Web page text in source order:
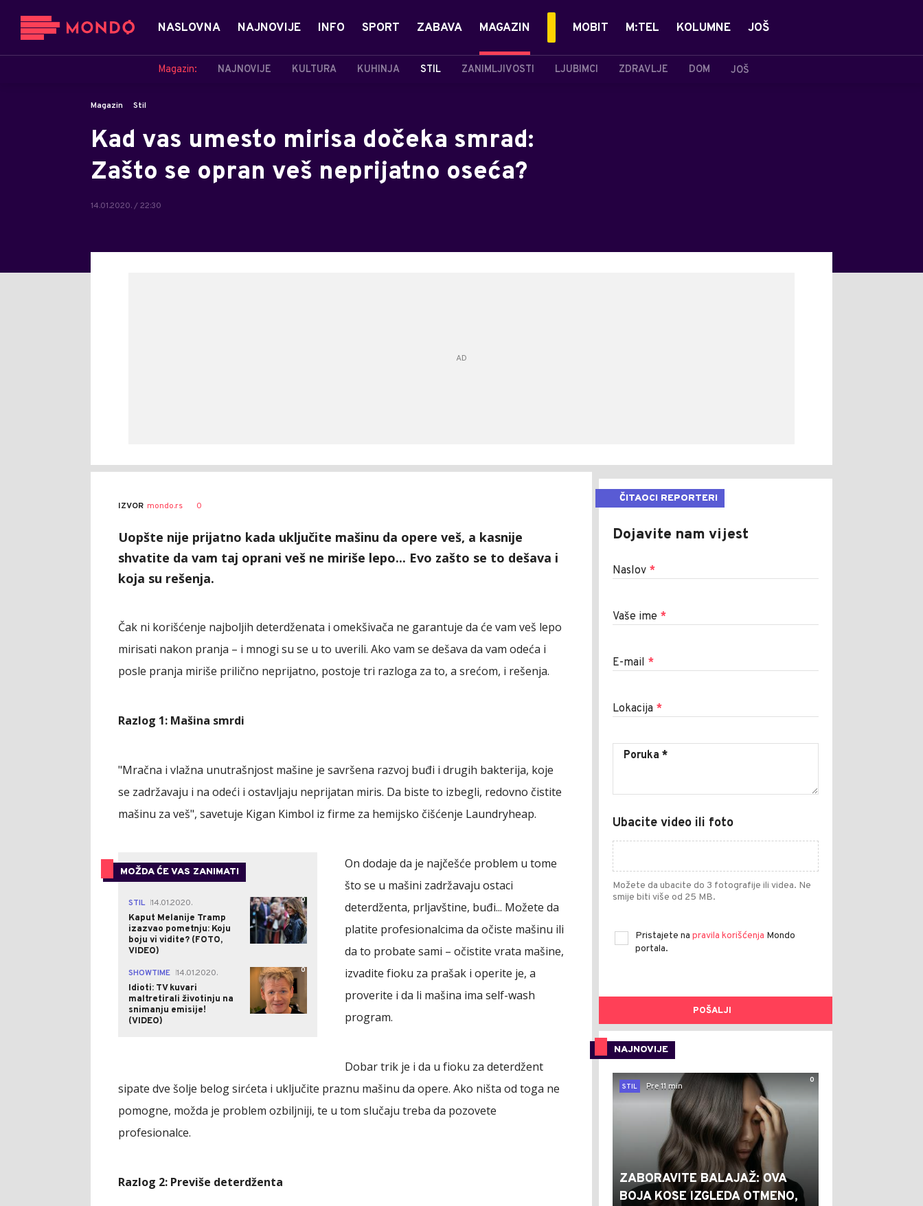
NASLOVNA NAJNOVIJE INFO SPORT ZABAVA MAGAZIN
Magazin: NAJNOVIJE KULTURA KUHINJA STIL ZANIMLJIVOSTI LJUBIMCI ZDRAVLJE DOM JOŠ
MOBIT M:TEL KOLUMNE JOŠ
Magazin Stil
Kad vas umesto mirisa dočeka smrad:
Zašto se opran veš neprijatno oseća?
14.01.2020. / 22:30
IZVOR mondo.rs 0
Uopšte nije prijatno kada uključite mašinu da opere veš, a kasnije
shvatite da vam taj oprani veš ne miriše lepo... Evo zašto se to dešava i
koja su rešenja.
Čak ni korišćenje najboljih deterdženata i omekšivača ne garantuje da će vam veš lepo
mirisati nakon pranja – i mnogi su se u to uverili. Ako vam se dešava da vam odeća i
posle pranja miriše prilično neprijatno, postoje tri razloga za to, a srećom, i rešenja.
Razlog 1: Mašina smrdi
"Mračna i vlažna unutrašnjost mašine je savršena razvoj buđi i drugih bakterija, koje
se zadržavaju i na odeći i ostavljaju neprijatan miris. Da biste to izbegli, redovno čistite
mašinu za veš", savetuje Kigan Kimbol iz firme za hemijsko čišćenje Laundryheap.
MOŽDA ĆE VAS ZANIMATI
STIL 14.01.2020.
Kaput Melanije Tramp
izazvao pometnju: Koju
boju vi vidite? (FOTO,
VIDEO)
0
SHOWTIME 14.01.2020.
Idioti: TV kuvari
maltretirali životinju na
snimanju emisije!
(VIDEO)
0
On dodaje da je najčešće problem u tome
što se u mašini zadržavaju ostaci
deterdženta, prljavštine, buđi... Možete da
platite profesionalcima da očiste mašinu ili
da to probate sami – očistite vrata mašine,
izvadite fioku za prašak i operite je, a
proverite i da li mašina ima self-wash
program.
Dobar trik je i da u fioku za deterdžent
sipate dve šolje belog sirćeta i uključite praznu mašinu da opere. Ako ništa od toga ne
pomogne, možda je problem ozbiljniji, te u tom slučaju treba da pozovete
profesionalce.
Razlog 2: Previše deterdženta
ČITAOCI REPORTERI
Dojavite nam vijest
Naslov *
Vaše ime *
E-mail *
Lokacija *
Ubacite video ili foto
Možete da ubacite do 3 fotografije ili videa. Ne
smije biti više od 25 MB.
Pristajete na pravila korišćenja Mondo
portala.
POŠALJI
NAJNOVIJE
0
STIL
Pre 11 min
ZABORAVITE BALAJAŽ: OVA
BOJA KOSE IZGLEDA OTMENO,